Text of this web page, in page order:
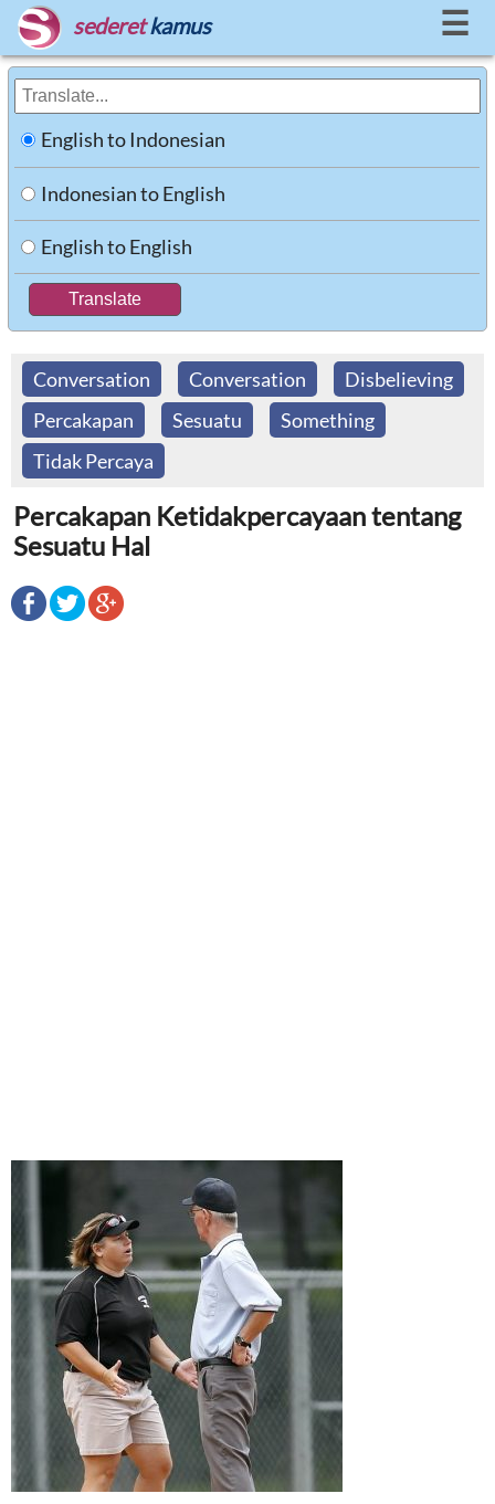
sederet kamus ☰
English to Indonesian
Indonesian to English
English to English
Conversation Conversation
Disbelieving
Percakapan
Sesuatu
Something
Tidak Percaya
Percakapan Ketidakpercayaan tentang
Sesuatu Hal